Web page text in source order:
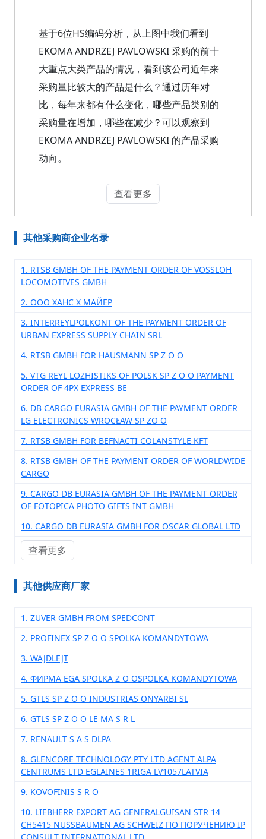
基于6位HS编码分析，从上图中我们看到
EKOMA ANDRZEJ PAVLOWSKI 采购的前十
大重点大类产品的情况，看到该公司近年来
采购量比较大的产品是什么？通过历年对
比，每年来都有什么变化，哪些产品类别的
采购量在增加，哪些在减少？可以观察到
EKOMA ANDRZEJ PAVLOWSKI 的产品采购
动向。
查看更多
其他采购商企业名录
1. RTSB GMBH OF THE PAYMENT ORDER OF VOSSLOH
LOCOMOTIVES GMBH
2. ООО ХАНС Х МАЙЕР
3. INTERREYLPOLKONT OF THE PAYMENT ORDER OF
URBAN EXPRESS SUPPLY CHAIN SRL
4. RTSB GMBH FOR HAUSMANN SP Z O O
5. VTG REYL LOZHISTIKS OF POLSK SP Z O O PAYMENT
ORDER OF 4PX EXPRESS BE
6. DB CARGO EURASIA GMBH OF THE PAYMENT ORDER
LG ELECTRONICS WROCŁAW SP ZO O
7. RTSB GMBH FOR BEFNACTI COLANSTYLE KFT
8. RTSB GMBH OF THE PAYMENT ORDER OF WORLDWIDE
CARGO
9. CARGO DB EURASIA GMBH OF THE PAYMENT ORDER
OF FOTOPICA PHOTO GIFTS INT GMBH
10. CARGO DB EURASIA GMBH FOR OSCAR GLOBAL LTD
查看更多
其他供应商厂家
1. ZUVER GMBH FROM SPEDCONT
2. PROFINEX SP Z O O SPOLKA KOMANDYTOWA
3. WAJDLEJT
4. ФИРМА EGA SPOLKA Z O OSPOLKA KOMANDYTOWA
5. GTLS SP Z O O INDUSTRIAS ONYARBI SL
6. GTLS SP Z O O LE MA S R L
7. RENAULT S A S DLPA
8. GLENCORE TECHNOLOGY PTY LTD AGENT ALPA
CENTRUMS LTD EGLAINES 1RIGA LV1057LATVIA
9. KOVOFINIS S R O
10. LIEBHERR EXPORT AG GENERALGUISAN STR 14
CH5415 NUSSBAUMEN AG SCHWEIZ ПО ПОРУЧЕНИЮ IP